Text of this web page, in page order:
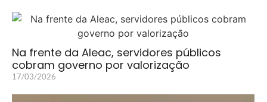
Na frente da Aleac, servidores públicos
cobram governo por valorização
17/03/2026